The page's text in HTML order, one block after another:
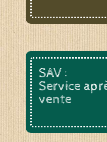
SAV :
Service
vente